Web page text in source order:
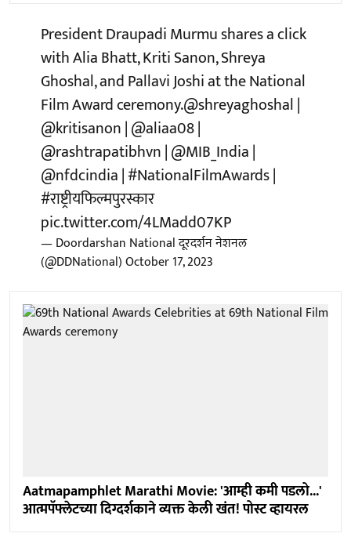
President Draupadi Murmu shares a click
with Alia Bhatt, Kriti Sanon, Shreya
Ghoshal, and Pallavi Joshi at the National
Film Award ceremony.@shreyaghoshal|
@kritisanon|@aliaa08|
@rashtrapatibhvn|@MIB_India|
@nfdcindia|#NationalFilmAwards|
#राष्ट्रीयफिल्मपुरस्कार
pic.twitter.com/4LMadd07KP
— Doordarshan National दूरदर्शन नेशनल
(@DDNational)October 17, 2023
Aatmapamphlet Marathi Movie: 'आम्ही कमी पडलो...'
आत्मपॅफ्लेटच्या दिग्दर्शकाने व्यक्त केली खंत! पोस्ट व्हायरल